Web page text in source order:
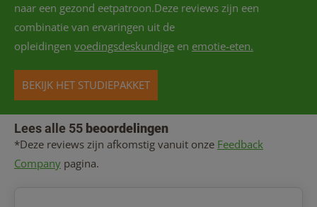
naar een gezond eetpatroon.Deze reviews zijn een
combinatie van ervaringen uit de
opleidingen voedingsdeskundige en emotie-eten.
BEKIJK HET STUDIEPAKKET
Lees alle 55 beoordelingen
*Deze reviews zijn afkomstig vanuit onze Feedback
Company pagina.